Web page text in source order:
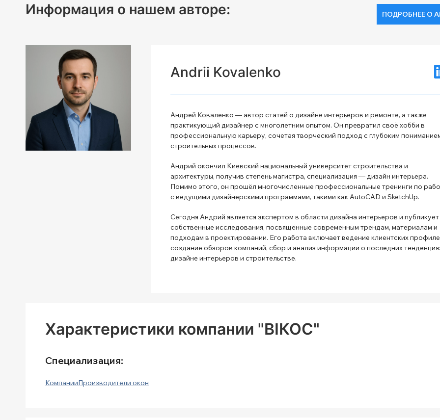
Информация о нашем авторе: ПОДРОБНЕЕ О
Andrii Kovalenko
Андрей Коваленко — автор статей о дизайне интерьеров и ремонте, а также
практикующий дизайнер с многолетним опытом. Он превратил своё хобби в
профессиональную карьеру, сочетая творческий подход с глубоким
строительных процессов.
Андрий окончил Киевский национальный университет строительства и
архитектуры, получив степень магистра, специализация — дизайн интерьера.
Помимо этого, он прошёл многочисленные профессиональные тренинги по
с ведущими дизайнерскими программами, такими как AutoCAD и SketchUp.
Сегодня Андрий является экспертом в области дизайна интерьеров и публикует
собственные исследования, посвящённые современным трендам, материалам и
подходам в проектировании. Его работа включает ведение клиентских
создание обзоров компаний, сбор и анализ информации о последних
дизайне интерьеров и строительстве.
Характеристики компании "ВІКОС"
Специализация:
КомпанииПроизводители окон